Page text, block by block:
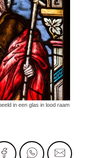
in een glas in lood raam